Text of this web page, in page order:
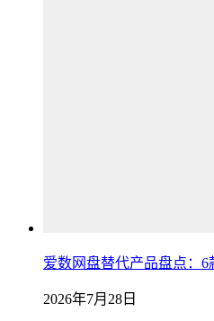
爱数网盘替代产品盘点：
2026年7月28日